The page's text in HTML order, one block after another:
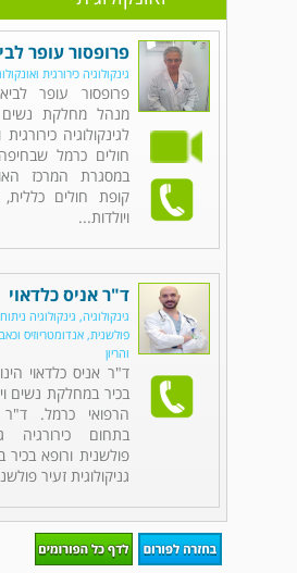
פרופסור עופר
גינקולוגיה כירורגית
פרופסור עופר לביא
מנהל מחלקת נשים
לגינקולוגיה
חולים כרמל
במסגרת המרכז
קופת חולים
ויולדות...
ד"ר אניס כלדאוי
גינקולוגיה, גינקולוגיה
פולשנית, אנדומטריוזיס
והריון
ד"ר אניס כלדאוי
בכיר במחלקת נשים
הרפואי כרמל. ד"ר
בתחום כירורגיה
פולשנית ורופא בכיר
גניקולוגית זעיר